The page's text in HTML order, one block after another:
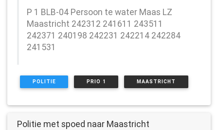
P 1 BLB-04 Persoon te water Maas LZ
Maastricht 242312 241611 243511
242371 240198 242231 242214 242284
241531
POLITIE PRIO 1 MAASTRICHT
Politie met spoed naar Maastricht